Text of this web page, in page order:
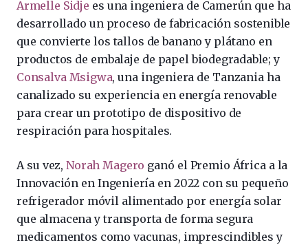
Armelle Sidje es una ingeniera de Camerún que ha
desarrollado un proceso de fabricación sostenible
que convierte los tallos de banano y plátano en
productos de embalaje de papel biodegradable; y
Consalva Msigwa, una ingeniera de Tanzania ha
canalizado su experiencia en energía renovable
para crear un prototipo de dispositivo de
respiración para hospitales.
A su vez,Norah Magero ganó el Premio África a la
Innovación en Ingeniería en 2022 con su pequeño
refrigerador móvil alimentado por energía solar
que almacena y transporta de forma segura
medicamentos como vacunas, imprescindibles y